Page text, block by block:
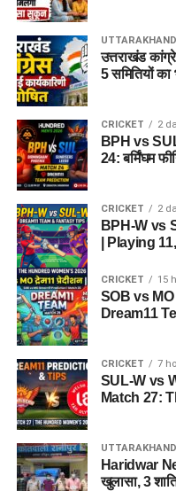
बरामद किए गए हैं।
SUL vs WEF
Report, Playing XI
SUL-W vs WEF-
The Hundred
Haridwar News:
खुलासा, 3 शातिर
Uttarkashi Accident
हादसा , खाई के मुहाने
पिकअप
SOB vs MO
Dream11 Team
UTTARAKHAND
उत्तराखंड
5 समितियों का
CRICKET 2
BPH vs
24: बर्मिंघम
CRICKET 2
BPH-W vs
| Playing
CRICKET 15
SOB vs
Dream11
CRICKET 7
SUL-W vs
Match 27:
UTTARAKHAND
Haridwar
खुलासा, 3